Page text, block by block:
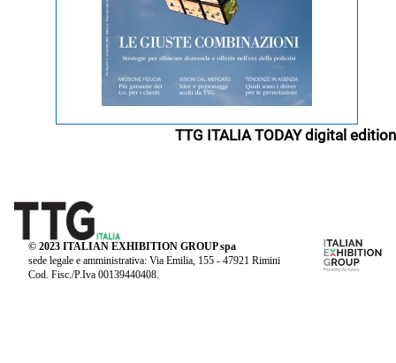
TTG ITALIA TODAY digital edition
© 2023 ITALIAN EXHIBITION GROUP spa
sede legale e amministrativa: Via Emilia, 155 - 47921 Rimini
Cod. Fisc./P.Iva 00139440408.